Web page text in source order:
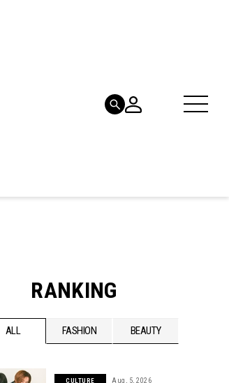
RANKING
ALL FASHION BEAUTY
CULTURE Aug, 5, 2026